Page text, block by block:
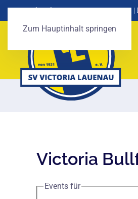
Zum Hauptinhalt springen
SV Victoria Lauenau von 1921 e. V. |
Victoria
Events für